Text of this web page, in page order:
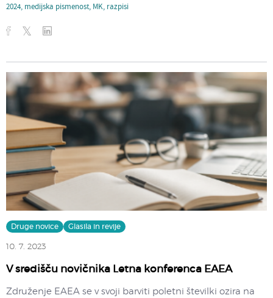
2024, medijska pismenost, MK, razpisi
Druge novice Glasila in revije
10. 7. 2023
V središču novičnika Letna konferenca EAEA
Združenje EAEA se v svoji barviti poletni številki ozira na